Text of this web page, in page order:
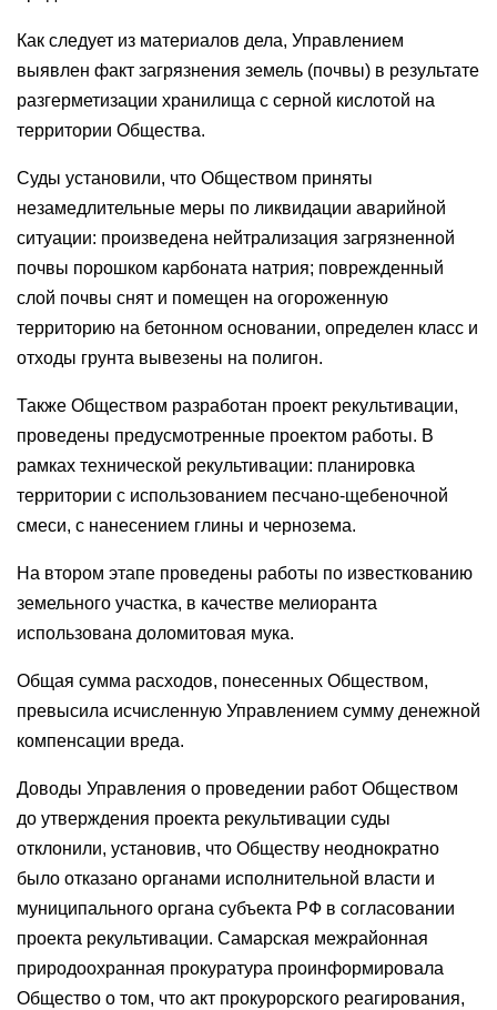
Как следует из материалов дела, Управлением
выявлен факт загрязнения земель (почвы) в результате
разгерметизации хранилища с серной кислотой на
территории Общества.
Суды установили, что Обществом приняты
незамедлительные меры по ликвидации аварийной
ситуации: произведена нейтрализация загрязненной
почвы порошком карбоната натрия; поврежденный
слой почвы снят и помещен на огороженную
территорию на бетонном основании, определен класс и
отходы грунта вывезены на полигон.
Также Обществом разработан проект рекультивации,
проведены предусмотренные проектом работы. В
рамках технической рекультивации: планировка
территории с использованием песчано-щебеночной
смеси, с нанесением глины и чернозема.
На втором этапе проведены работы по известкованию
земельного участка, в качестве мелиоранта
использована доломитовая мука.
Общая сумма расходов, понесенных Обществом,
превысила исчисленную Управлением сумму денежной
компенсации вреда.
Доводы Управления о проведении работ Обществом
до утверждения проекта рекультивации суды
отклонили, установив, что Обществу неоднократно
было отказано органами исполнительной власти и
муниципального органа субъекта РФ в согласовании
проекта рекультивации. Самарская межрайонная
природоохранная прокуратура проинформировала
Общество о том, что акт прокурорского реагирования,